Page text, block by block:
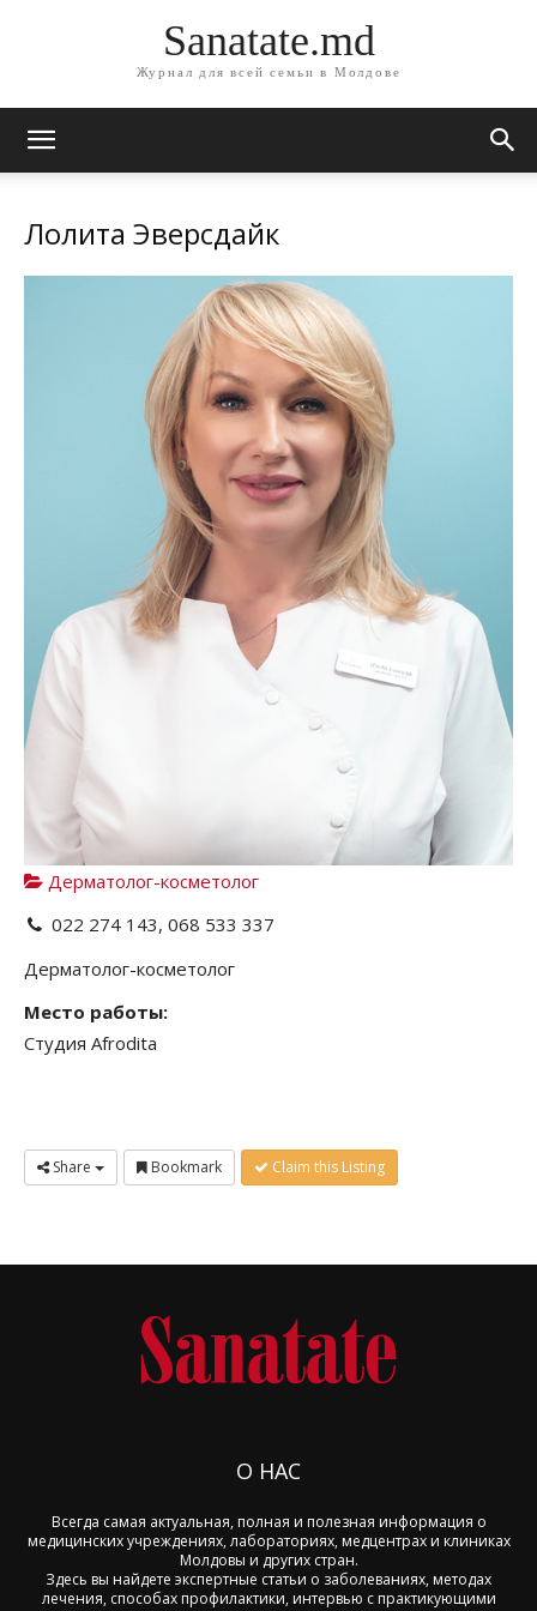
Sanatate.md
Журнал для всей семьи в Молдове
Лолита Эверсдайк
Дерматолог-косметолог
022 274 143, 068 533 337
Дерматолог-косметолог
Место работы:
Студия Afrodita
Share Bookmark Claim this Listing
О НАС
Всегда самая актуальная, полная и полезная информация о
медицинских учреждениях, лабораториях, медцентрах и клиниках
Молдовы и других стран.
Здесь вы найдете экспертные статьи о заболеваниях, методах
лечения, способах профилактики, интервью с практикующими